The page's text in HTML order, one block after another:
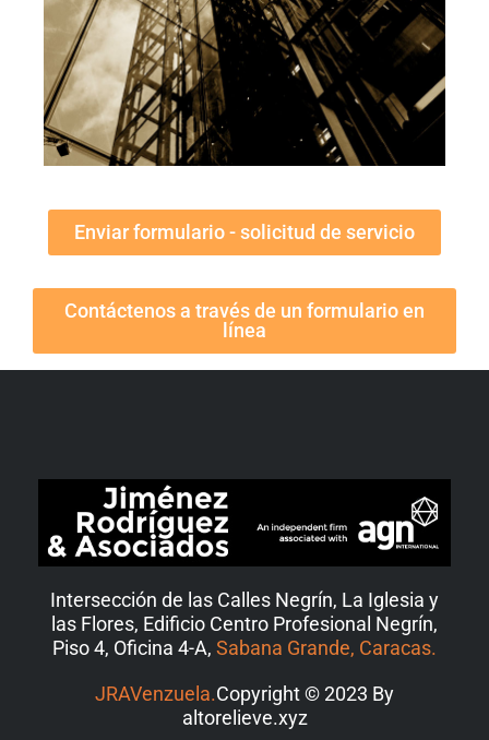
Enviar formulario - solicitud de servicio
Contáctenos a través de un formulario en
línea
Intersección de las Calles Negrín, La Iglesia y
las Flores, Edificio Centro Profesional Negrín,
Piso 4, Oficina 4-A, Sabana Grande, Caracas.
JRAVenzuela.Copyright © 2023 By
altorelieve.xyz